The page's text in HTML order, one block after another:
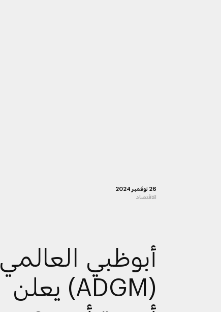
26 نوفمبر 2024
الاقتصاد
أبوظبي العالمي
(ADGM) يعلن